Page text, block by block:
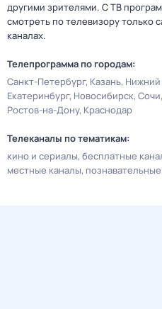
другими зрителями. С ТВ
смотреть по телевизору только
каналах.
Телепрограмма по городам:
Санкт-Петербург Казань Нижний
Екатеринбург Новосибирск Сочи
Ростов-на-Дону Краснодар
Телеканалы по тематикам:
кино и сериалы бесплатные
местные каналы познавательные